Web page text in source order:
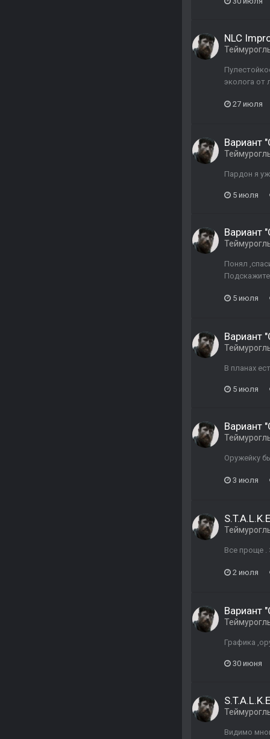
NLC
эколога от
27 июля
Вариант
Пардон я
5 июля
Вариант
Понял
Подскажите
5 июля
Вариант
В планах
5 июля
Вариант
Оружейку
3 июля
Все проще .
2 июля
Вариант
Графика
30 июня
Видимо